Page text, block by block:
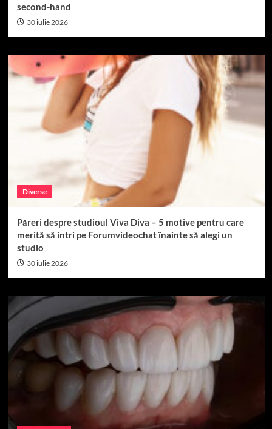
second-hand
30 iulie 2026
Diverse
Păreri despre studioul Viva Diva – 5 motive pentru care
merită să intri pe Forumvideochat înainte să alegi un
studio
30 iulie 2026